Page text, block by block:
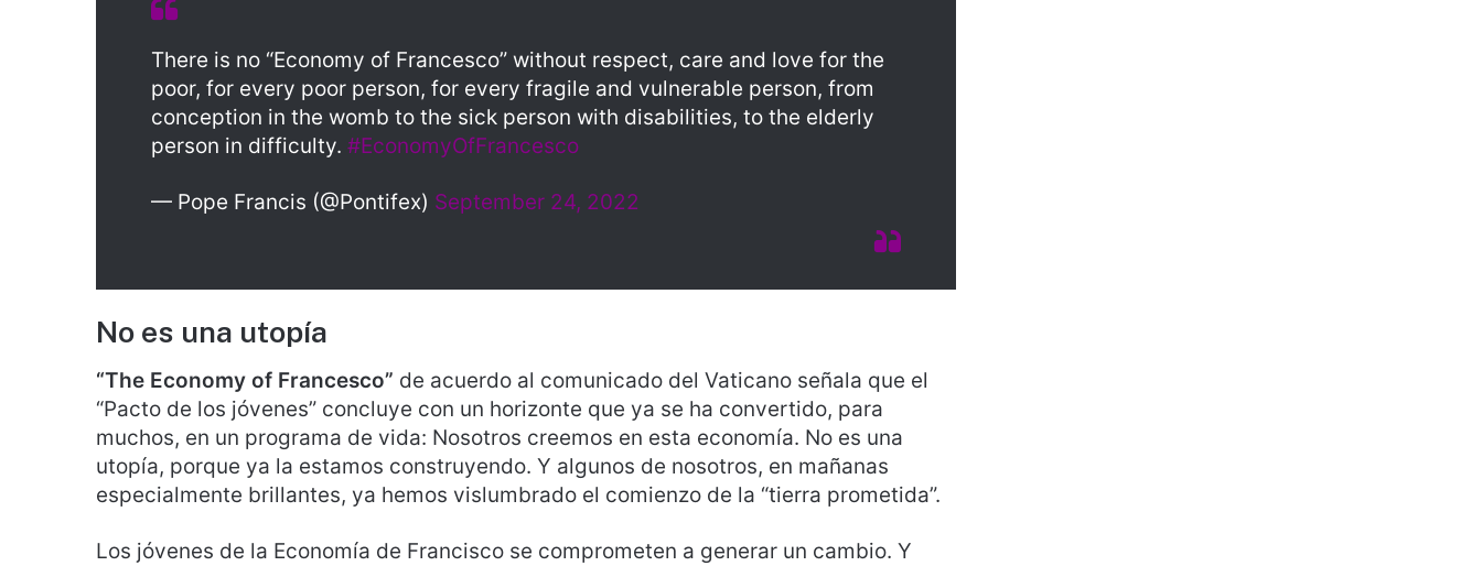
There is no “Economy of Francesco” without respect, care and love for the
poor, for every poor person, for every fragile and vulnerable person, from
conception in the womb to the sick person with disabilities, to the elderly
person in difficulty. #EconomyOfFrancesco
— Pope Francis (@Pontifex) September 24, 2022
No es una utopía
“The Economy of Francesco” de acuerdo al comunicado del Vaticano señala que el
“Pacto de los jóvenes” concluye con un horizonte que ya se ha convertido, para
muchos, en un programa de vida: Nosotros creemos en esta economía. No es una
utopía, porque ya la estamos construyendo. Y algunos de nosotros, en mañanas
especialmente brillantes, ya hemos vislumbrado el comienzo de la “tierra prometida”.
Los jóvenes de la Economía de Francisco se comprometen a generar un cambio. Y